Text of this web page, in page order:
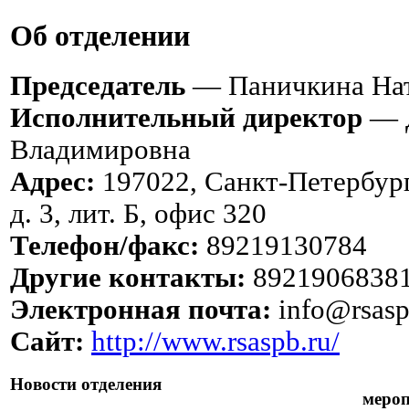
Об отделении
Председатель — Паничкина
Исполнительный директор —
Владимировна
Адрес: 197022, Санкт-
д. 3, лит. Б, офис 320
Телефон/факс: 89219130784
Другие контакты:
Электронная почта:
Сайт: http://www.rsaspb.ru/
Новости отделения